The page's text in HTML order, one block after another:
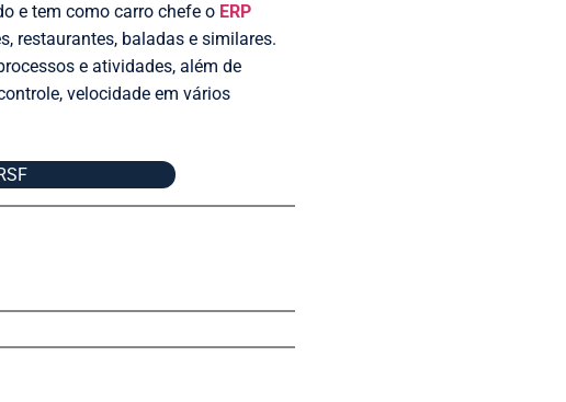
e tem como carro chefe o ERP
restaurantes, baladas e similares.
e atividades, além de
velocidade em vários